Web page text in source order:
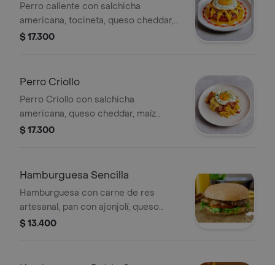
Perro caliente con salchicha
americana, tocineta, queso cheddar,
carne desmechada y huevo frito.
$ 17.300
Perro Criollo
Perro Criollo con salchicha
americana, queso cheddar, maíz
tierno, tocineta y huevo de codorniz.
$ 17.300
Hamburguesa Sencilla
Hamburguesa con carne de res
artesanal, pan con ajonjolí, queso
cheddar, lechuga, cebolla, tomate y
$ 13.400